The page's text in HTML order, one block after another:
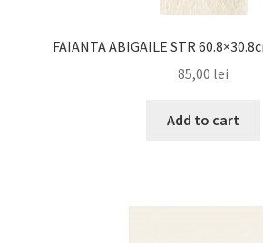
FAIANTA ABIGAILE STR
85,00 lei
Add to cart